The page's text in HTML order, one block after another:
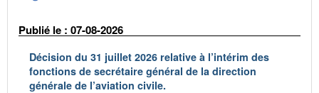
Publié le : 07-08-2026
Décision du 31 juillet 2026 relative à l’intérim des
fonctions de secrétaire général de la direction
générale de l’aviation civile.